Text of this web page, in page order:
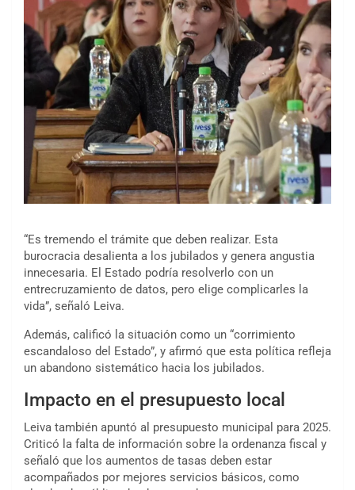
“Es tremendo el trámite que deben realizar. Esta
burocracia desalienta a los jubilados y genera angustia
innecesaria. El Estado podría resolverlo con un
entrecruzamiento de datos, pero elige complicarles la
vida”, señaló Leiva.
Además, calificó la situación como un “corrimiento
escandaloso del Estado”, y afirmó que esta política refleja
un abandono sistemático hacia los jubilados.
Impacto en el presupuesto local
Leiva también apuntó al presupuesto municipal para 2025.
Criticó la falta de información sobre la ordenanza fiscal y
señaló que los aumentos de tasas deben estar
acompañados por mejores servicios básicos, como